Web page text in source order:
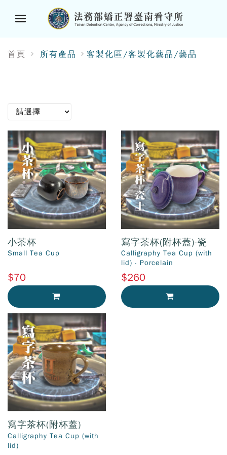
單
鈕
首頁 所有產品 客製化區/客製化藝品/藝品
小茶杯
Small Tea Cup
$70
寫字茶杯(附杯蓋)-瓷
Calligraphy Tea Cup (with
lid) - Porcelain
$260
寫字茶杯(附杯蓋)
Calligraphy Tea Cup (with
lid)